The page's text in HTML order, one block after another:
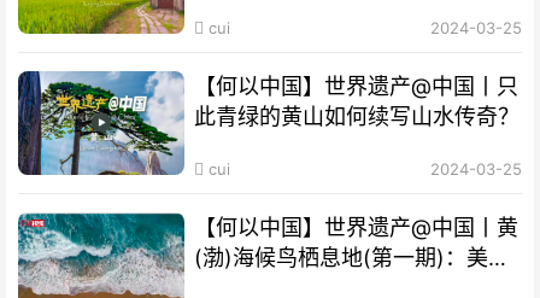
cui 2024-03-25
【何以中国】世界遗产@中国丨只
此青绿的黄山如何续写山水传奇？
cui 2024-03-25
【何以中国】世界遗产@中国丨黄
(渤)海候鸟栖息地(第一期)：美丽